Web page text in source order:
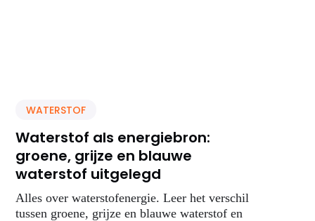
WATERSTOF
Waterstof als energiebron:
groene, grijze en blauwe
waterstof uitgelegd
Alles over waterstofenergie. Leer het verschil
tussen groene, grijze en blauwe waterstof en